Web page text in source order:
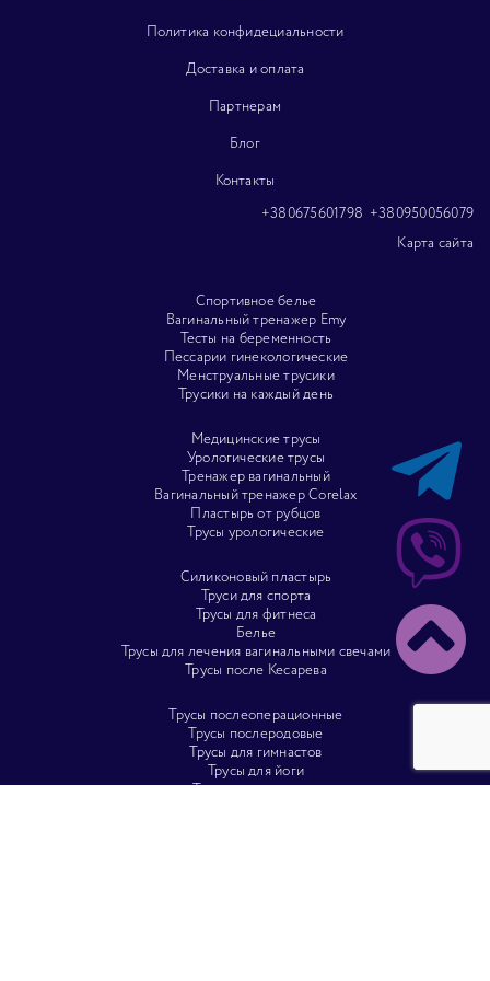
Политика конфидециальности
Доставка и оплата
Партнерам
Блог
Контакты
+380675601798 +380950056079
Карта сайта
Спортивное белье
Вагинальный тренажер Emy
Тесты на беременность
Пессарии гинекологические
Менструальные трусики
Трусики на каждый день
Медицинские трусы
Урологические трусы
Тренажер вагинальный
Вагинальный тренажер Corelax
Пластырь от рубцов
Трусы урологические
Силиконовый пластырь
Труси для спорта
Трусы для фитнеса
Белье
Трусы для лечения вагинальными свечами
Трусы после Кесарева
Трусы послеоперационные
Трусы послеродовые
Трусы для гимнастов
Трусы для йоги
Трусы для пилатеса